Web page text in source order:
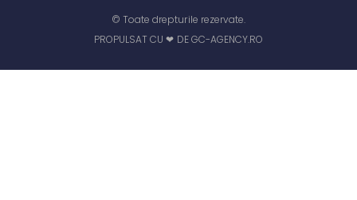
© Toate drepturile rezervate.
PROPULSAT CU ❤ DE GC-AGENCY.RO